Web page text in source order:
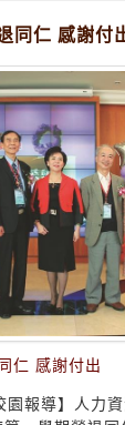
同仁 感謝付
仁 感謝付出
園報導】人力